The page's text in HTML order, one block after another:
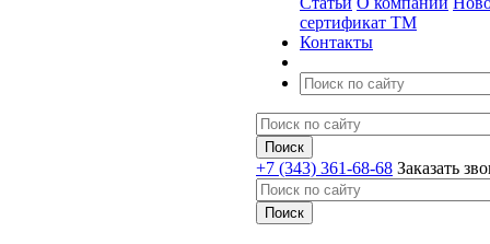
сертификат ТМ
Контакты
+7 (343) 361-68-68 Заказать